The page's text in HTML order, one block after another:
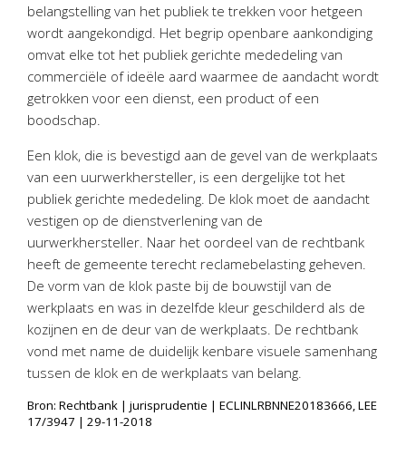
Online boekhouden
Nieuws& informatie
Nieuwsbrief
Nieuwsoverzicht
Handige links
Downloads
Contact
AvantiOnline
Twinfield – Boekhouden
BaseCone – Facturen
Klantenportaal – Online dossiers
belangstelling van het publiek te trekken voor hetgeen
wordt aangekondigd. Het begrip openbare aankondiging
omvat elke tot het publiek gerichte mededeling van
commerciële of ideële aard waarmee de aandacht wordt
getrokken voor een dienst, een product of een
boodschap.
Een klok, die is bevestigd aan de gevel van de werkplaats
van een uurwerkhersteller, is een dergelijke tot het
publiek gerichte mededeling. De klok moet de aandacht
vestigen op de dienstverlening van de
uurwerkhersteller. Naar het oordeel van de rechtbank
heeft de gemeente terecht reclamebelasting geheven.
De vorm van de klok paste bij de bouwstijl van de
werkplaats en was in dezelfde kleur geschilderd als de
kozijnen en de deur van de werkplaats. De rechtbank
vond met name de duidelijk kenbare visuele samenhang
tussen de klok en de werkplaats van belang.
Bron: Rechtbank | jurisprudentie | ECLINLRBNNE20183666, LEE
17/3947 | 29-11-2018